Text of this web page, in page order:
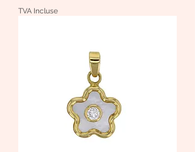
TVA Incluse